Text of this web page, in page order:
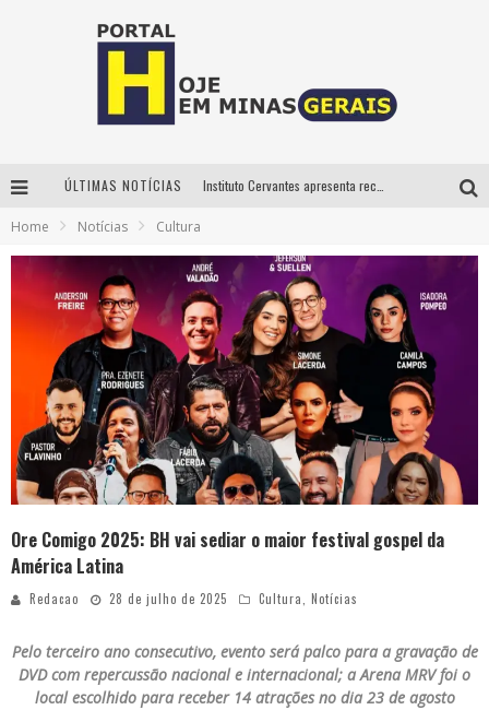
ÚLTIMAS NOTÍCIAS
Projeta Cultura abre inscrições gratuitas em São João del-Rei para oficinas de elaboração de projetos culturais e inteligência artificial
Home Notícias Cultura
Ore Comigo 2025: BH vai sediar o maior festival gospel da
América Latina
Redacao 28 de julho de 2025 Cultura, Notícias
Pelo terceiro ano consecutivo, evento será palco para a gravação de
DVD com repercussão nacional e internacional; a Arena MRV foi o
local escolhido para receber 14 atrações no dia 23 de agosto